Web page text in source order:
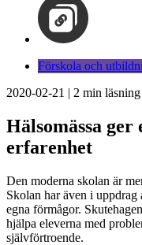
Förskola och
2020-02-21 | 2 min läsning
Hälsomässa
erfarenhet
Den moderna skolan är
Skolan har även i uppdrag
egna förmågor.
hjälpa eleverna med
självförtroende.